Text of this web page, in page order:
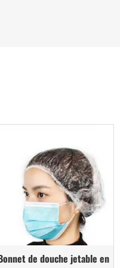
de douche jetable en